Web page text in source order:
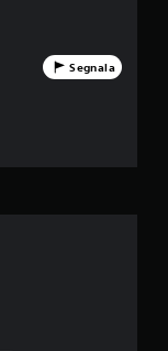
u
c
n
q
Segnala